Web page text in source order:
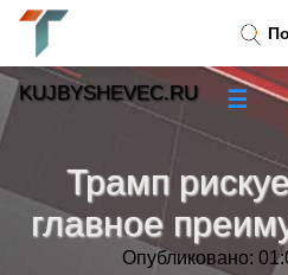
Трамп
главное
Опубликовано:
KUJBYSHEVEC.RU ☰
»
Тренды новостей»
»